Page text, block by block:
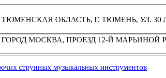
ТЮМЕНСКАЯ ОБЛАСТЬ, Г. ТЮМЕНЬ, УЛ. 30
ГОРОД МОСКВА, ПРОЕЗД 12-Й
струнных музыкальных инструментов